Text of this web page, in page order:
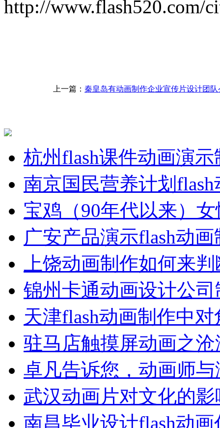
http://www.flash520.com/
上一篇： 秦皇岛有动画制作企业宣传片设计团队
杭州flash课件动画演
南京国民营养计划
宝鸡（90年代以来）
广安产品演示flash动
上饶动画制作如何来
锦州卡通动画设计公
天津flash动画制作中
驻马店触摸屏动画之
卓凡告诉您，动画师
武汉动画片对文化的影
南昌毕业设计flash动